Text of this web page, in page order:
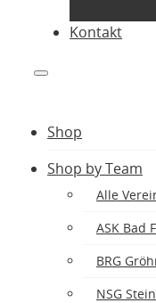
Kontakt
Shop
Shop by Team
Alle
ASK Bad
BRG
NSG